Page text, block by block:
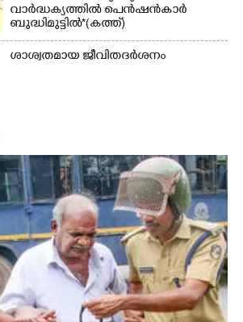
വാർദ്ധക്യത്തിൽ പെൻഷൻകാർ
ബുദ്ധിമുട്ടിൽ*(കത്ത്)
ശാശ്വതമായ ജീവിതദർശനം